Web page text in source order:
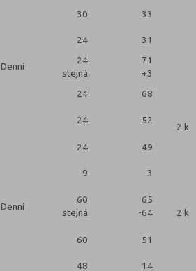
30 33
24 31
Denní
24
stejná
71
+3
24 68
24 52
2
24 49
9 3
Denní
60
stejná
65
-64
2
60 51
48 14